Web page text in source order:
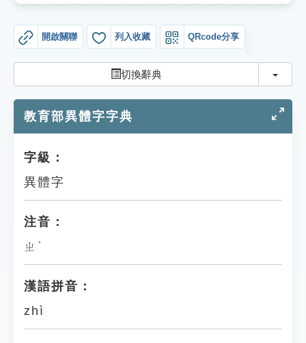
貓頭鷹博士
開啟關聯 列入收藏 QRcode分享
切換辭典 切換
教育部異體字字典
字級：
異體字
注音：
ㄓˋ
漢語拼音：
zhì